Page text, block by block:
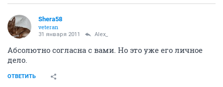
Shera58
veteran
31 января 2011 Alex_
Абсолютно согласна с вами. Но это уже его личное
дело.
ОТВЕТИТЬ